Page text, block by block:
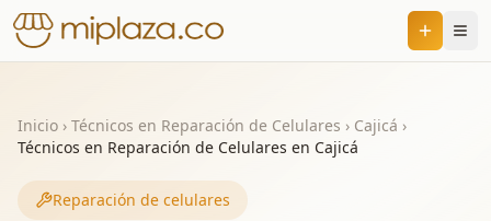
Inicio › Técnicos en Reparación de Celulares › Cajicá ›
Técnicos en Reparación de Celulares en Cajicá
Reparación de celulares